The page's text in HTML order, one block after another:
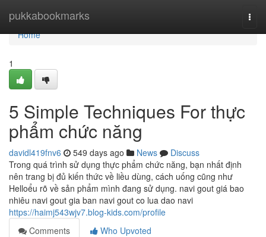
pukkabookmarks
Home
Home
1
5 Simple Techniques For thực
phẩm chức năng
davidl419fnv6 549 days ago News
Discuss
Trong quá trình sử dụng thực phẩm chức năng, bạn nhất định
nên trang bị đủ kiến thức về liều dùng, cách uống cũng như
Helloểu rõ về sản phẩm mình đang sử dụng. navi gout giá bao
nhiêu navi gout gia ban navi gout co lua dao navi
https://haimj543wjv7.blog-kids.com/profile
Comments
Who Upvoted